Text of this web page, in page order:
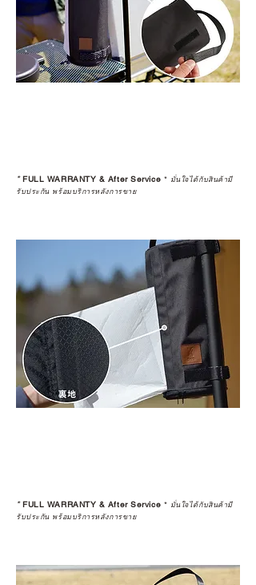
*FULL WARRANTY & After Service * มั่นใจได้กับสินค้ามี
รับประกัน พร้อมบริการหลังการขาย
*FULL WARRANTY & After Service * มั่นใจได้กับสินค้ามี
รับประกัน พร้อมบริการหลังการขาย